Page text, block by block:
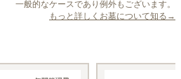
一般的なケースであり例外もございます。
もっと詳しくお墓について知る→